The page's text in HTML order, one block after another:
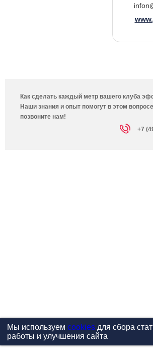
Как сделать каждый метр вашего клуба
Наши знания и опыт помогут в этом
позвоните нам!
+7
Мы используем cookiesдля сбора
работы и улучшения сайта